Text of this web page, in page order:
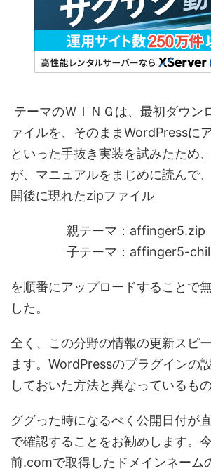
テーマのＷＩＮＧは、最初ダウン
ァイルを、そのままWordPressに
といった手抜き実装を試みたため
が、マニュアルをまじめに読んで
開後に現れたzipファイル
親テーマ：affinger5.zip
子テーマ：affinger5-
を順番にアップロードすることで
した。
全く、この分野の情報の更新スピ
ます。WordPressのプラグインの
しておいた方法と異なっているも
ググった時になるべく公開日付が
で確認することをお勧めします。
前.comで取得したドメインネーム